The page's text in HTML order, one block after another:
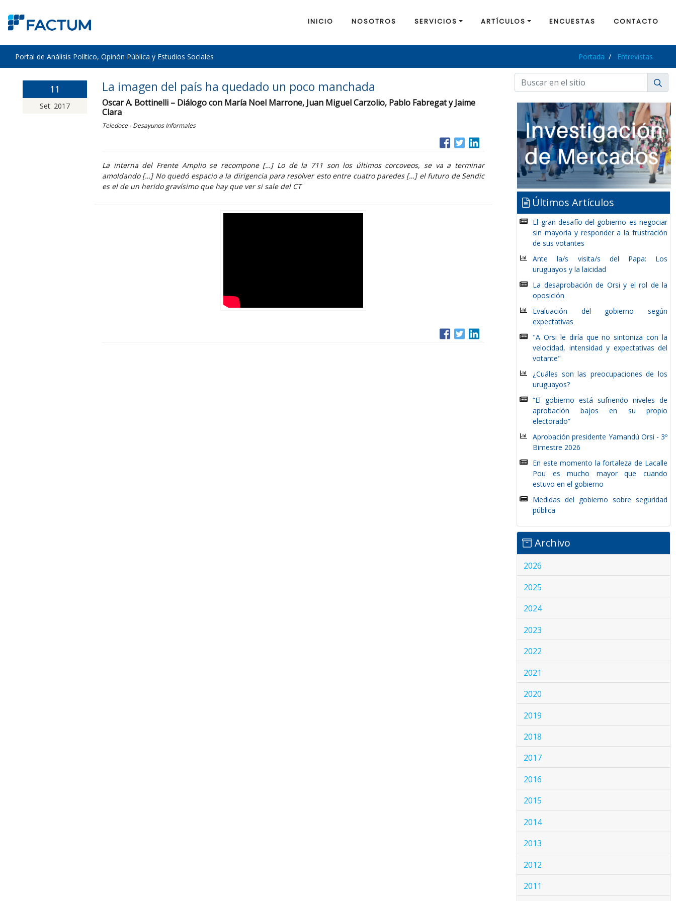
INICIO NOSOTROS SERVICIOS ARTÍCULOS ENCUESTAS CONTACTO
Portal de Análisis Político, Opinón Pública y Estudios Sociales Portada Entrevistas
11
Set. 2017
La imagen del país ha quedado un poco manchada
Oscar A. Bottinelli – Diálogo con María Noel Marrone, Juan Miguel Carzolio, Pablo Fabregat y Jaime
Clara
Teledoce - Desayunos Informales
La interna del Frente Amplio se recompone […] Lo de la 711 son los últimos corcoveos, se va a terminar
amoldando […] No quedó espacio a la dirigencia para resolver esto entre cuatro paredes […] el futuro de Sendic
es el de un herido gravísimo que hay que ver si sale del CT
Últimos Artículos
El gran desafío del gobierno es negociar
sin mayoría y responder a la frustración
de sus votantes
Ante la/s visita/s del Papa: Los
uruguayos y la laicidad
La desaprobación de Orsi y el rol de la
oposición
Evaluación del gobierno según
expectativas
"A Orsi le diría que no sintoniza con la
velocidad, intensidad y expectativas del
votante"
¿Cuáles son las preocupaciones de los
uruguayos?
“El gobierno está sufriendo niveles de
aprobación bajos en su propio
electorado”
Aprobación presidente Yamandú Orsi - 3º
Bimestre 2026
En este momento la fortaleza de Lacalle
Pou es mucho mayor que cuando
estuvo en el gobierno
Medidas del gobierno sobre seguridad
pública
Archivo
2026
2025
2024
2023
2022
2021
2020
2019
2018
2017
2016
2015
2014
2013
2012
2011